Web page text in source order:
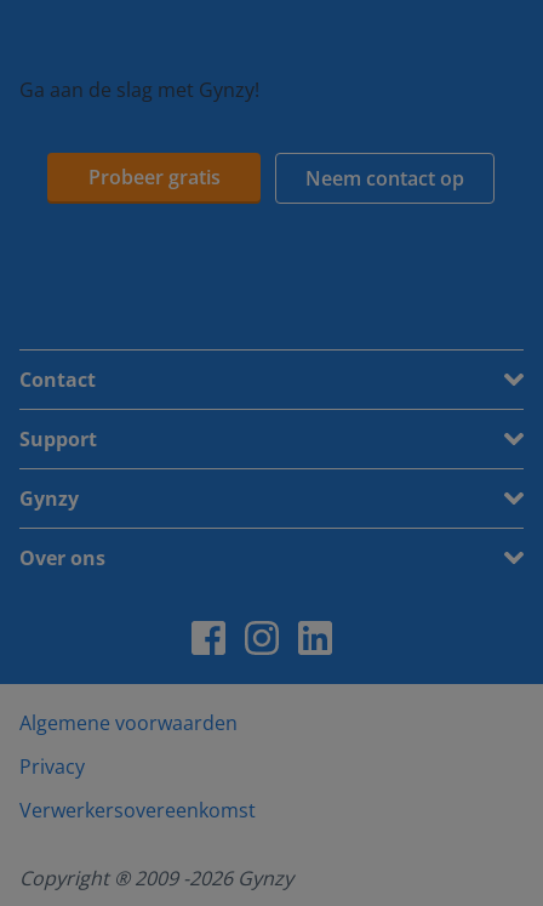
Ga aan de slag met Gynzy!
Probeer gratis Neem contact op
Contact
Support
Gynzy
Over ons
Algemene voorwaarden
Privacy
Verwerkersovereenkomst
Copyright ® 2009 -2026Gynzy